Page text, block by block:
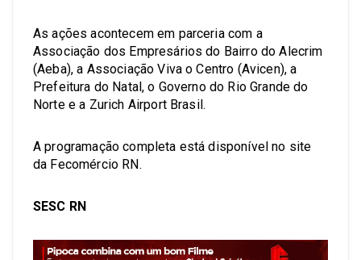
As ações acontecem em parceria com a
Associação dos Empresários do Bairro do Alecrim
(Aeba), a Associação Viva o Centro (Avicen), a
Prefeitura do Natal, o Governo do Rio Grande do
Norte e a Zurich Airport Brasil.
A programação completa está disponível no site
da Fecomércio RN.
SESC RN